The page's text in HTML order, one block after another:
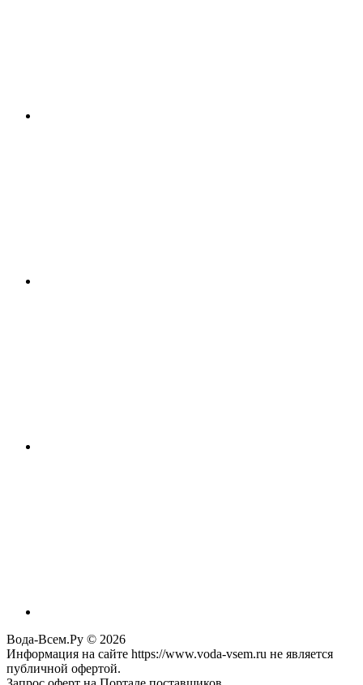
Вода-Всем.Ру © 2026
Информация на сайте https://www.voda-vsem.ru не является
публичной офертой.